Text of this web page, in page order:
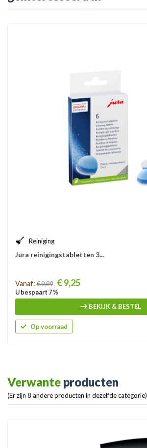
Reiniging
Jura reinigingstabletten 3...
Prijs
Vanaf: € 9,99 € 9,25
U bespaart 7 %
BEKIJK & BESTEL
Op voorraad
Verwante producten
(Er zijn 8 andere producten in dezelfde categorie)